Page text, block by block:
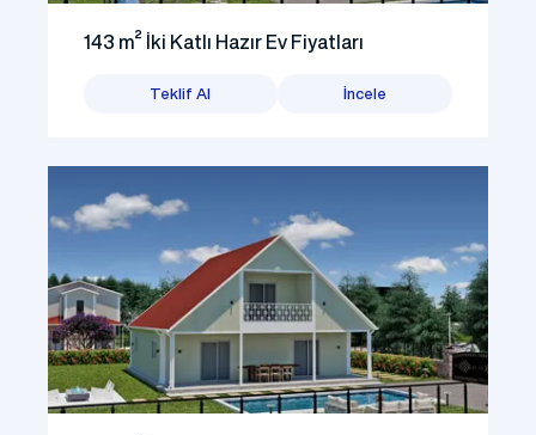
143 m² İki Katlı Hazır Ev Fiyatları
Teklif Al İncele